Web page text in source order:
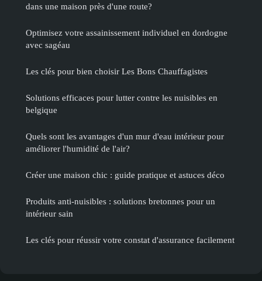
dans une maison près d'une route?
Optimisez votre assainissement individuel en dordogne
avec sagéau
Les clés pour bien choisir Les Bons Chauffagistes
Solutions efficaces pour lutter contre les nuisibles en
belgique
Quels sont les avantages d'un mur d'eau intérieur pour
améliorer l'humidité de l'air?
Créer une maison chic : guide pratique et astuces déco
Produits anti-nuisibles : solutions bretonnes pour un
intérieur sain
Les clés pour réussir votre constat d'assurance facilement